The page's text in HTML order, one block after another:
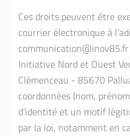
Ces droits peuvent être
courrier électronique à
Initiative Nord et Ouest
Clémenceau - 85670
coordonnées (nom,
d’identité et un motif
par la loi, notamment en